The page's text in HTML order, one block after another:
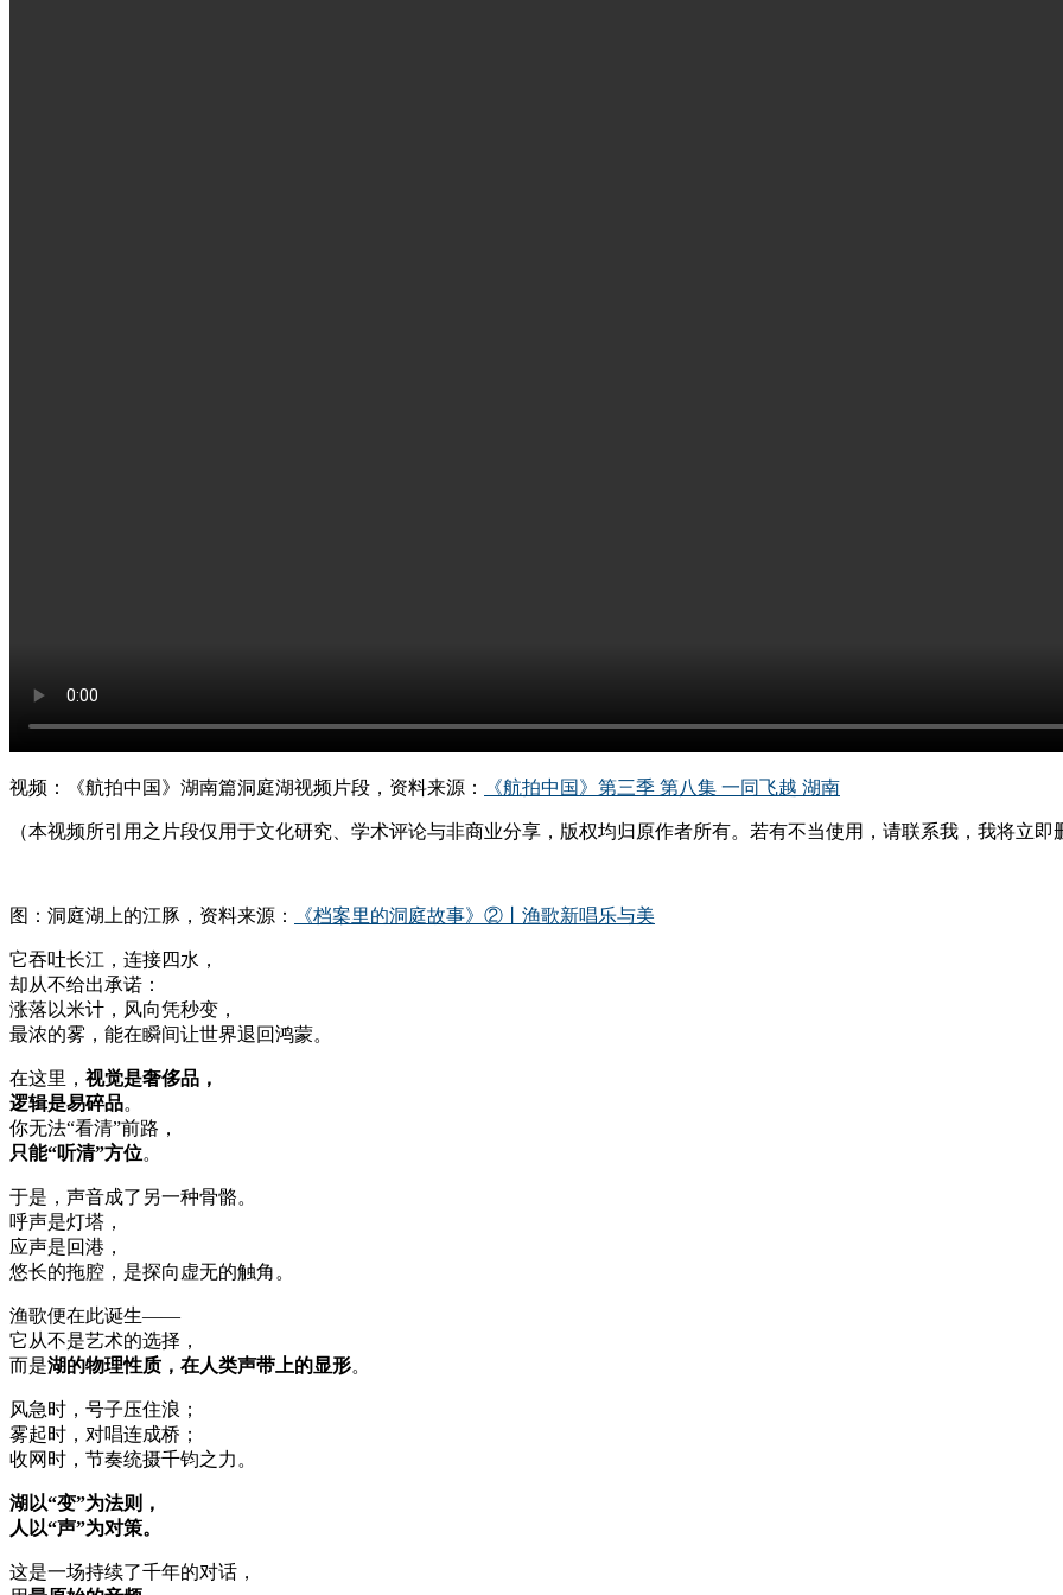
视频：《航拍中国》湖南篇洞庭湖视频片段，资料来源： 《航拍中国》第三季 第八集 一同飞越 湖南
（本视频所引用之片段仅用于文化研究、学术评论与非商业分享，版权均归原作者所有。若有不当使用，请联系我，我将立即
图：洞庭湖上的江豚，资料来源： 《档案里的洞庭故事》②丨渔歌新唱乐与美
它吞吐长江，连接四水，
却从不给出承诺：
涨落以米计，风向凭秒变，
最浓的雾，能在瞬间让世界退回鸿蒙。
在这里， 视觉是奢侈品，
逻辑是易碎品。
你无法“看清”前路，
只能“听清”方位。
于是，声音成了另一种骨骼。
呼声是灯塔，
应声是回港，
悠长的拖腔，是探向虚无的触角。
渔歌便在此诞生——
它从不是艺术的选择，
而是湖的物理性质，在人类声带上的显形。
风急时，号子压住浪；
雾起时，对唱连成桥；
收网时，节奏统摄千钧之力。
湖以“变”为法则，
人以“声”为对策。
这是一场持续了千年的对话，